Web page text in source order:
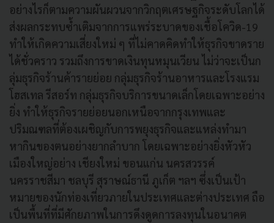
อย่างไรก็ตามความผันผวนจากวิกฤตเศรษฐกิจระดับโลกได้
ส่งผลกระทบซ้ำเติมจากการแพร่ระบาดของเชื้อโควิด-19
ทำให้เกิดความเสี่ยงใหม่ ๆ ที่ไม่คาดคิดทำให้ธุรกิจขาดราย
ได้ชั่วคราว รวมถึงการขาดเงินทุนหมุนเวียน ไม่ว่าจะเป็นก
ลุ่มธุรกิจร้านค้ารายย่อย กลุ่มธุรกิจร้านอาหารและโรงแรม
โฮสเทล รีสอร์ท กลุ่มธุรกิจบริการขนาดเล็กโดยเฉพาะอย่าง
ยิ่ง ทำให้ธุรกิจรายย่อยนอกเหนือจากกรุงเทพและ
ปริมณฑลที่ต้องเผชิญกับการพยุงธุรกิจและแหล่งทำมา
หากินของตนอย่างยากลำบาก โดยเฉพาะอย่างยิ่งหัวหัว
เมืองใหญ่อย่าง เชียงใหม่ ขอนแก่น นครสวรรค์
นครราชสีมา ชลบุรี สุราษณ์ธานี ภูเก็ต ฯลฯ ซึ่งเป็นเป้า
หมายของนักท่องเที่ยวภายในประเทศและต่างประเทศ ถือ
เป็นพื้นที่ที่มีศักยภาพในการดึงดูดการลงทุนในอนาคต